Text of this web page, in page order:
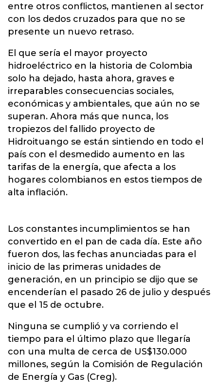
entre otros conflictos, mantienen al sector
con los dedos cruzados para que no se
presente un nuevo retraso.
El que sería el mayor proyecto
hidroeléctrico en la historia de Colombia
solo ha dejado, hasta ahora, graves e
irreparables consecuencias sociales,
económicas y ambientales, que aún no se
superan. Ahora más que nunca, los
tropiezos del fallido proyecto de
Hidroituango se están sintiendo en todo el
país con el desmedido aumento en las
tarifas de la energía, que afecta a los
hogares colombianos en estos tiempos de
alta inflación.
Los constantes incumplimientos se han
convertido en el pan de cada día. Este año
fueron dos, las fechas anunciadas para el
inicio de las primeras unidades de
generación, en un principio se dijo que se
encenderían el pasado 26 de julio y después
que el 15 de octubre.
Ninguna se cumplió y va corriendo el
tiempo para el último plazo que llegaría
con una multa de cerca de US$130.000
millones, según la Comisión de Regulación
de Energía y Gas (Creg).